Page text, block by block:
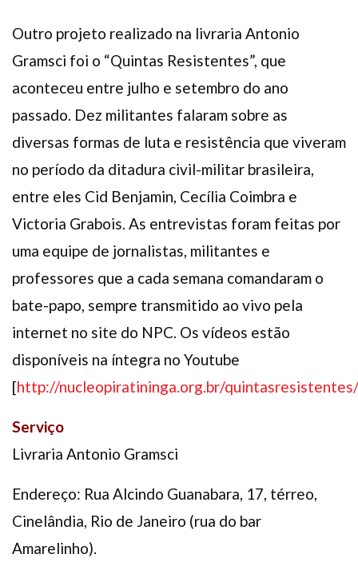
Outro projeto realizado na livraria Antonio
Gramsci foi o “Quintas Resistentes”, que
aconteceu entre julho e setembro do ano
passado. Dez militantes falaram sobre as
diversas formas de luta e resistência que viveram
no período da ditadura civil-militar brasileira,
entre eles Cid Benjamin, Cecília Coimbra e
Victoria Grabois. As entrevistas foram feitas por
uma equipe de jornalistas, militantes e
professores que a cada semana comandaram o
bate-papo, sempre transmitido ao vivo pela
internet no site do NPC. Os vídeos estão
disponíveis na íntegra no Youtube
[http://nucleopiratininga.org.br/quintasresistentes/
Serviço
Livraria Antonio Gramsci
Endereço: Rua Alcindo Guanabara, 17, térreo,
Cinelândia, Rio de Janeiro (rua do bar
Amarelinho).